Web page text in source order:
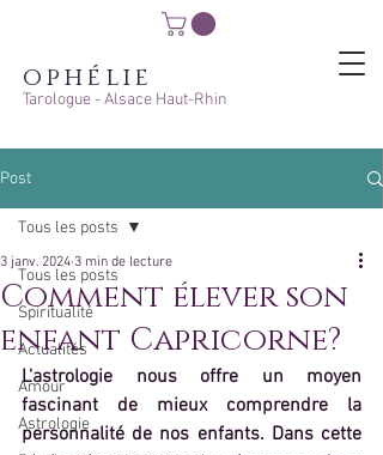
ophélie
Tarologue - Alsace Haut-Rhin
Post
Tous les posts
Spiritualité
Actualités
Amour
Astrologie
Tous les posts
Comment élever son
enfant Capricorne?
3 janv. 2024 3 min de lecture
L'astrologie nous offre un moyen
fascinant de mieux comprendre la
personnalité de nos enfants. Dans cette